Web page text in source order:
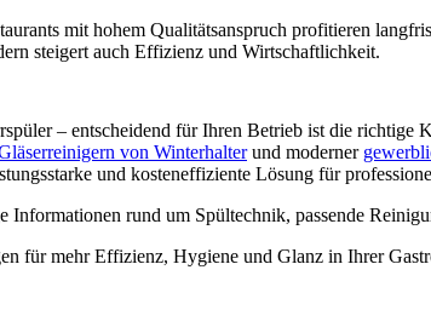
mit hohem Qualitätsanspruch profitieren
steigert auch Effizienz und Wirtschaftlichkeit.
– entscheidend für Ihren Betrieb ist die
von Winterhalterund moderner
und kosteneffiziente Lösung für
Informationen rund um Spültechnik, passende
für mehr Effizienz, Hygiene und Glanz in Ihrer